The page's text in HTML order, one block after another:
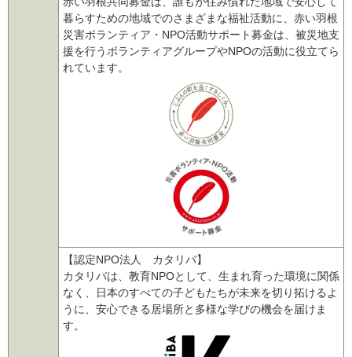
暮らすための地域でのさまざまな福祉活動に、赤い羽根
災害ボランティア・NPO活動サポート募金は、被災地支
援を行うボランティアグループやNPOの活動に役立てら
れています。
【認定NPO法人 カタリバ】
カタリバは、教育NPOとして、生まれ育った環境に関係
なく、日本のすべての子どもたちが未来を切り拓けるよ
うに、安心できる居場所と多様な学びの機会を届けま
す。